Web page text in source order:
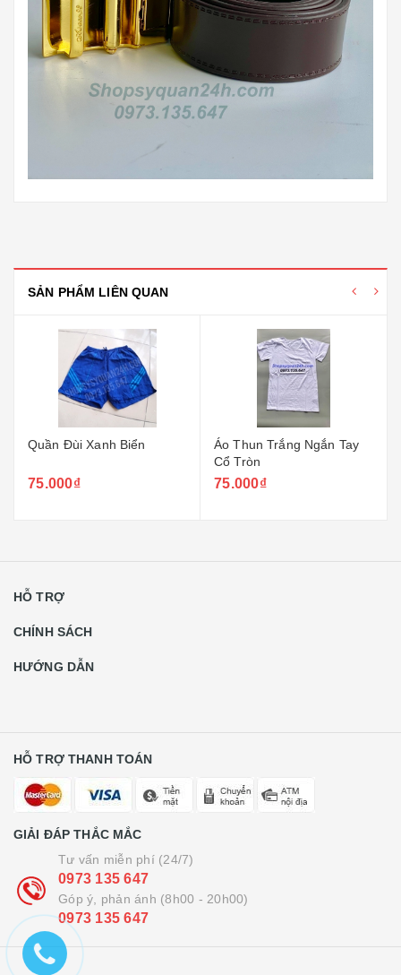
SẢN PHẨM LIÊN QUAN
Quần Đùi Xanh Biển
75.000₫
Áo Thun Trắng Ngắn Tay
Cổ Tròn
75.000₫
HỖ TRỢ
CHÍNH SÁCH
HƯỚNG DẪN
HỖ TRỢ THANH TOÁN
GIẢI ĐÁP THẮC MẮC
Tư vấn miễn phí (24/7)
0973 135 647
Góp ý, phản ánh (8h00 - 20h00)
0973 135 647